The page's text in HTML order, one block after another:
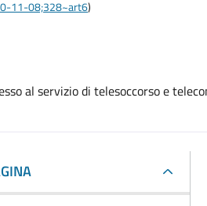
11-08;328~art6)
al servizio di telesoccorso e